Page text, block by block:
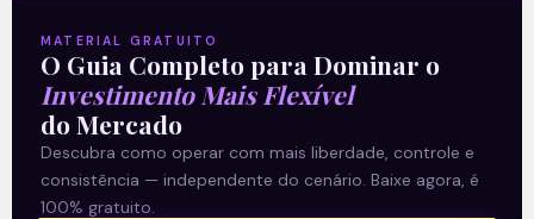
16/01/2019
MATERIAL GRATUITO
O Guia Completo para Dominar o
Investimento Mais Flexível
do Mercado
Descubra como operar com mais liberdade, controle e
consistência — independente do cenário. Baixe agora, é
100% gratuito.